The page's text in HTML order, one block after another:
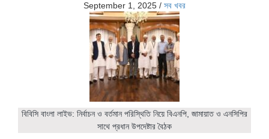
September 1, 2025 / সব খবর
বিবিসি বাংলা লাইভ: নির্বাচন ও বর্তমান পরিস্থিতি নিয়ে বিএনপি, জামায়াত ও এনসিপির
সাথে প্রধান উপদেষ্টার বৈঠক